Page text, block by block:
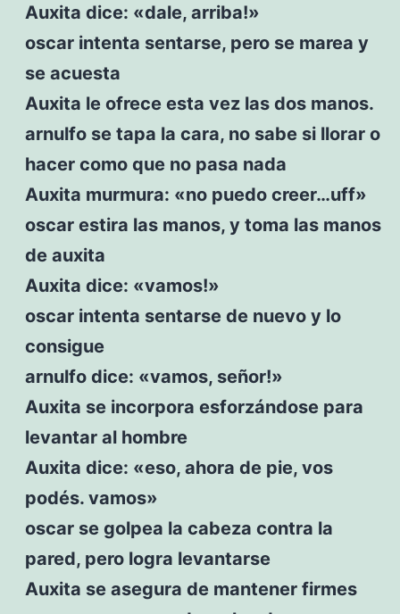
Auxita dice: «dale, arriba!»
oscar intenta sentarse, pero se marea y
se acuesta
Auxita le ofrece esta vez las dos manos.
arnulfo se tapa la cara, no sabe si llorar o
hacer como que no pasa nada
Auxita murmura: «no puedo creer…uff»
oscar estira las manos, y toma las manos
de auxita
Auxita dice: «vamos!»
oscar intenta sentarse de nuevo y lo
consigue
arnulfo dice: «vamos, señor!»
Auxita se incorpora esforzándose para
levantar al hombre
Auxita dice: «eso, ahora de pie, vos
podés. vamos»
oscar se golpea la cabeza contra la
pared, pero logra levantarse
Auxita se asegura de mantener firmes